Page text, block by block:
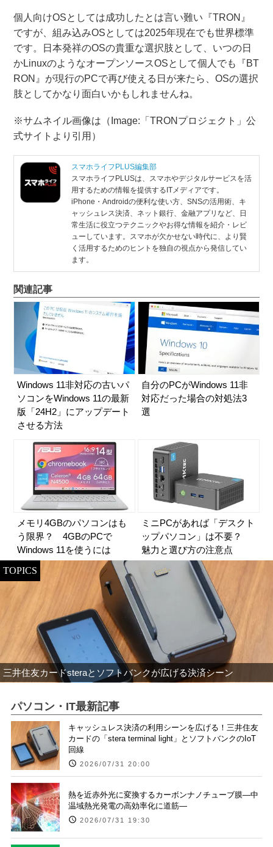
個人向けOSとしては成功したとは言い難い『TRON』
ですが、組み込みOSとしては2025年現在でも世界標準
です。日本発祥のOSの貴重な選択肢として、いつの日
かLinuxのようなオープンソースOSとして個人でも『BT
RON』が現行のPCで再び使える日が来たら、OSの選択
肢としてかなり面白いかもしれませんね。
※サムネイル画像は（Image:​「TRONプロジェクト」公
式サイトより引用）
スマホライフPLUS編集部
スマホライフPLUSは、スマホやデジタルサービスを活
用するための情報を提供するITメディアです。
iPhone・Androidの便利な使い方、SNSの活用術、キ
ャッシュレス決済、ネット銀行、金融アプリなど、日
常生活に役立つテクニックやお得な情報を紹介・レビ
ューしています。スマホが欠かせない時代に、より賢
く活用するためのヒントを独自の視点から発信してい
ます。
関連記事
Windows 11非対応の古いパ
ソコンをWindows 11の最新
版「24H2」にアップデート
させる方法
自分のPCがWindows 11非
対応だった場合の対処法3
選
メモリ4GBのパソコンはも
う限界？ 4GBのPCで
Windows 11を使うには
ミニPCがあれば「デスクト
ップパソコン」は不要？
魅力と選び方の注意点
TOPICS
三井住友カードsteraとソフトバンクが広げる決済シーン
パソコン・IT最新記事
キャッシュレス決済の利用シーンを広げる！三井住友
カードの「stera terminal light」とソフトバンクのIoT
回線
2026/07/31 20:00
熱を近赤外光に変換するカーボンナノチューブ膜―中
温域熱光発電の高効率化に道筋―
2026/07/31 19:30